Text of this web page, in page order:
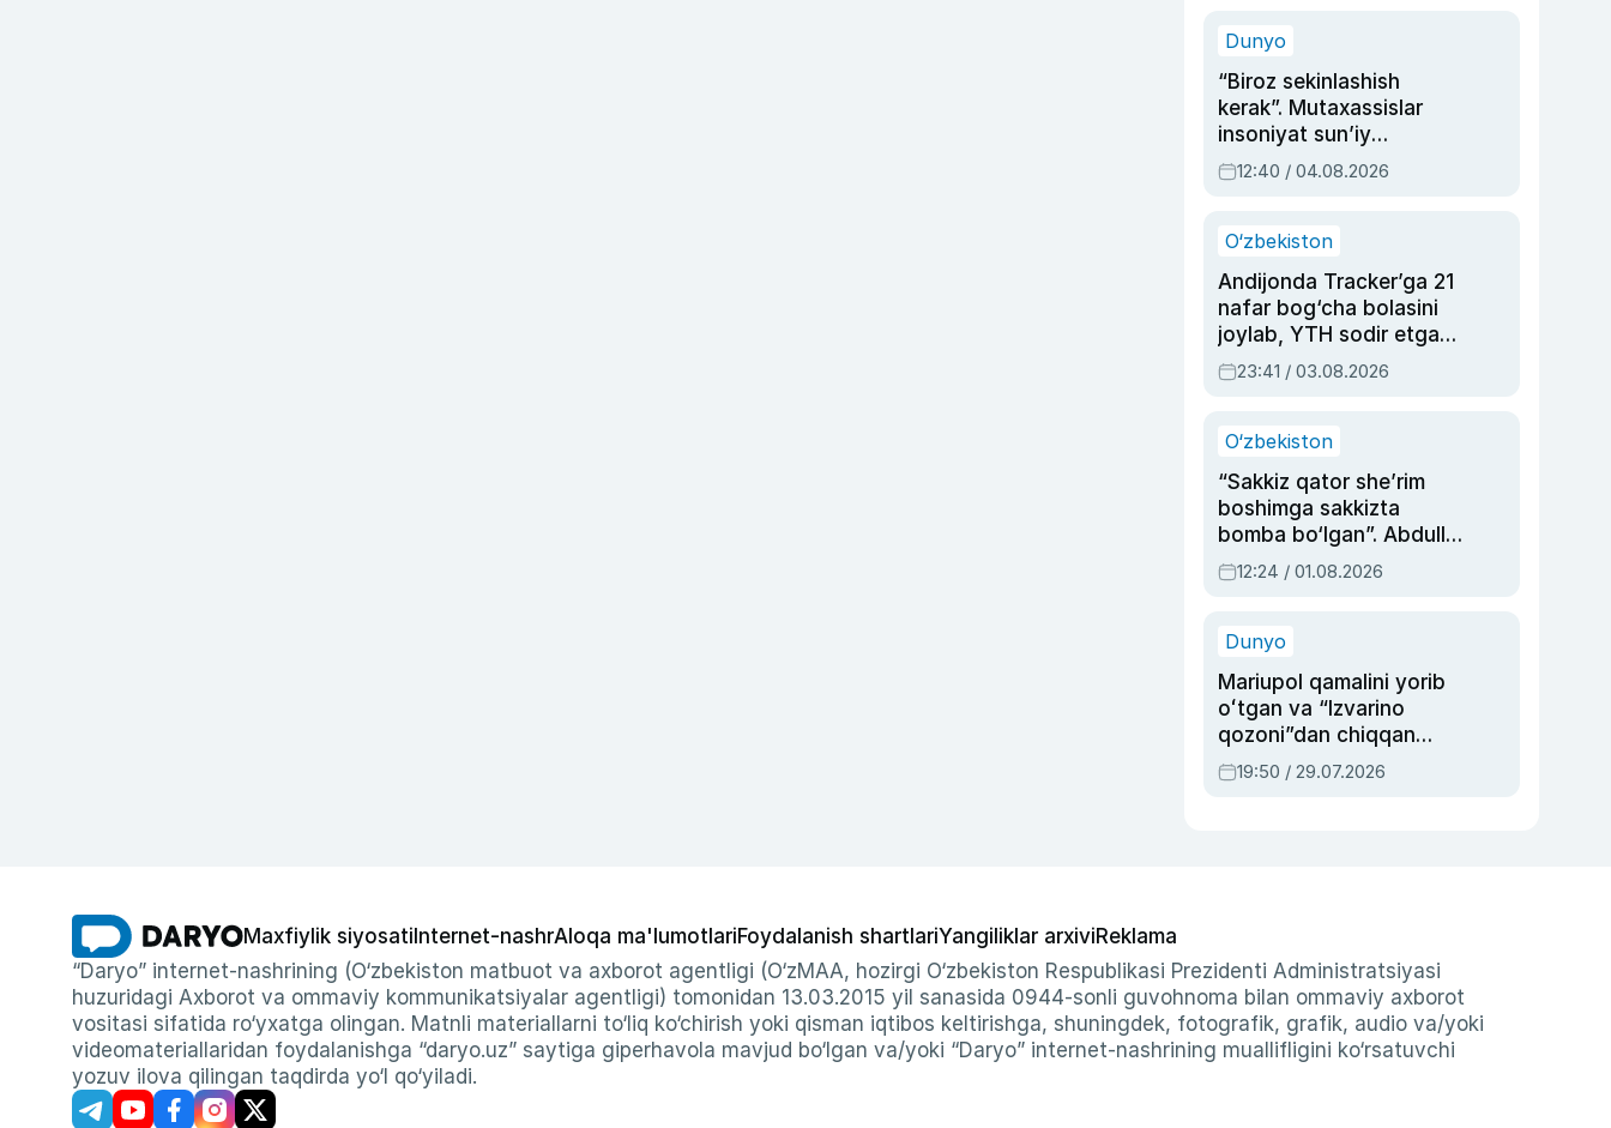
Dunyo
“Biroz sekinlashish
kerak”. Mutaxassislar
insoniyat sun’iy
intellektni boshqara
olmay qolishidan xavotir
12:40 / 04.08.2026
O‘zbekiston
Andijonda Tracker’ga 21
nafar bog‘cha bolasini
joylab, YTH sodir etgan
ayolga sud hukmi o‘qildi
23:41 / 03.08.2026
O‘zbekiston
“Sakkiz qator she’rim
boshimga sakkizta
bomba bo‘lgan”. Abdulla
Oripovni siyosiy
ayblovlardan asrab
12:24 / 01.08.2026
Dunyo
Mariupol qamalini yorib
oʻtgan va “Izvarino
qozoni”dan chiqqan
qahramon — Ukraina
armiyasi bosh
19:50 / 29.07.2026
Maxfiylik siyosati Internet-nashrAloqa ma'lumotlariFoydalanish shartlariYangiliklar arxiviReklama
“Daryo” internet-nashrining (O‘zbekiston matbuot va axborot agentligi (O‘zMAA, hozirgi O‘zbekiston Respublikasi Prezidenti Administratsiyasi
huzuridagi Axborot va ommaviy kommunikatsiyalar agentligi) tomonidan 13.03.2015 yil sanasida 0944-sonli guvohnoma bilan ommaviy axborot
vositasi sifatida ro‘yxatga olingan. Matnli materiallarni to‘liq ko‘chirish yoki qisman iqtibos keltirishga, shuningdek, fotografik, grafik, audio va/yoki
videomateriallaridan foydalanishga “daryo.uz” saytiga giperhavola mavjud bo‘lgan va/yoki “Daryo” internet-nashrining muallifligini ko‘rsatuvchi
yozuv ilova qilingan taqdirda yo‘l qo‘yiladi.